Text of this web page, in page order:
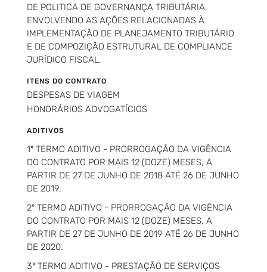
DE POLITICA DE GOVERNANÇA TRIBUTÁRIA,
ENVOLVENDO AS AÇÕES RELACIONADAS À
IMPLEMENTAÇÃO DE PLANEJAMENTO TRIBUTÁRIO
E DE COMPOZIÇÃO ESTRUTURAL DE COMPLIANCE
JURÍDICO FISCAL.
ITENS DO CONTRATO
DESPESAS DE VIAGEM
HONORÁRIOS ADVOGATÍCIOS
ADITIVOS
1º TERMO ADITIVO - PRORROGAÇÃO DA VIGÊNCIA
DO CONTRATO POR MAIS 12 (DOZE) MESES, A
PARTIR DE 27 DE JUNHO DE 2018 ATÉ 26 DE JUNHO
DE 2019.
2º TERMO ADITIVO - PRORROGAÇÃO DA VIGÊNCIA
DO CONTRATO POR MAIS 12 (DOZE) MESES, A
PARTIR DE 27 DE JUNHO DE 2019 ATÉ 26 DE JUNHO
DE 2020.
3º TERMO ADITIVO - PRESTAÇÃO DE SERVIÇOS